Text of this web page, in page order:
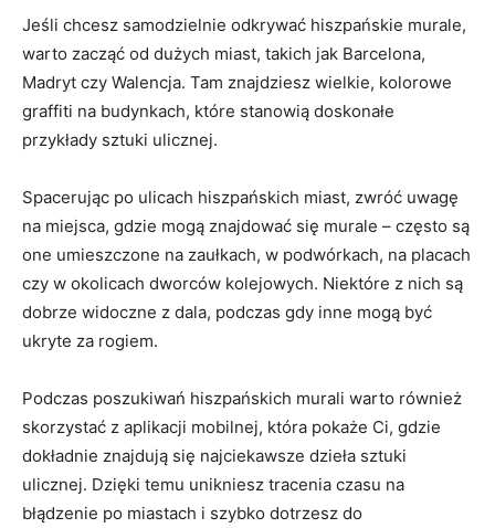
Jeśli chcesz samodzielnie odkrywać hiszpańskie murale,
warto zacząć od dużych miast, takich jak Barcelona, ​​
Madryt czy Walencja. Tam znajdziesz wielkie, kolorowe
graffiti na budynkach, które stanowią doskonałe
przykłady sztuki ulicznej.
Spacerując po ulicach hiszpańskich miast, zwróć uwagę
na miejsca, gdzie mogą znajdować się murale – często są
one umieszczone na zaułkach, w podwórkach, na placach
czy w okolicach dworców kolejowych. Niektóre z nich są
dobrze widoczne z dala, podczas gdy inne mogą być
ukryte za rogiem.
Podczas poszukiwań hiszpańskich murali warto również
skorzystać z aplikacji mobilnej, która pokaże Ci, gdzie
dokładnie znajdują się najciekawsze dzieła sztuki
ulicznej. Dzięki temu unikniesz tracenia czasu na
błądzenie po miastach i szybko dotrzesz do